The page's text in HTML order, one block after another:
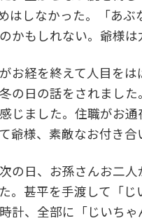
はしなかった。「あ
かもしれない。爺様
お経を終えて人目を
の日の話をされまし
じました。住職がお
爺様、素敵なお付き合
の日、お孫さんお二
。甚平を手渡して「
計、全部に「じいち